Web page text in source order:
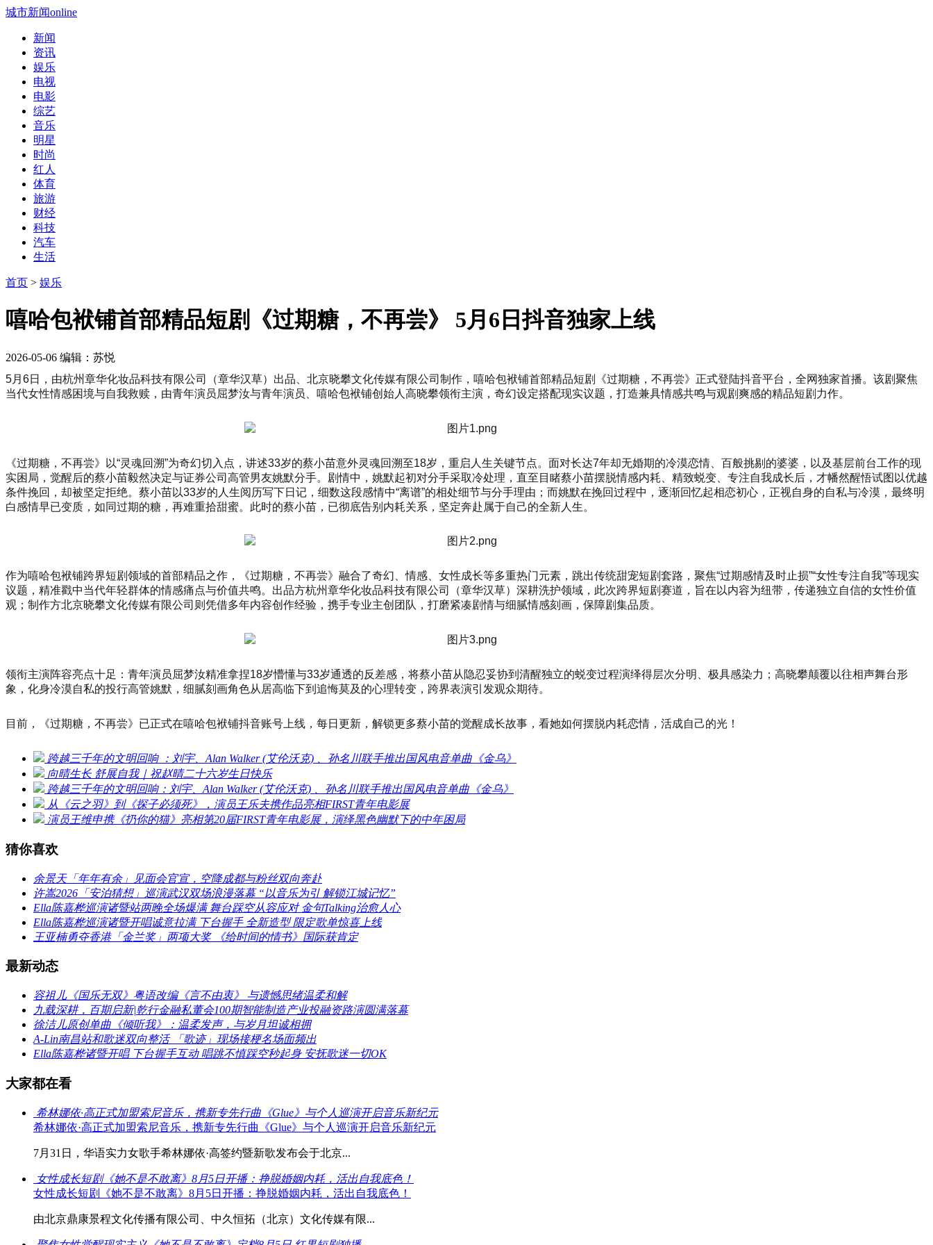
城市新闻online
新闻
资讯
娱乐
电视
电影
综艺
音乐
明星
时尚
红人
体育
旅游
财经
科技
汽车
生活
首页 > 娱乐
嘻哈包袱铺首部精品短剧《过期糖，不再尝》 5月6日抖音独家上线
2026-05-06 编辑：苏悦
5月6日，由杭州章华化妆品科技有限公司（章华汉草）出品、北京晓攀文化传媒有限公司制作，嘻哈包袱铺首部精品短剧《过期糖，不再尝》正式登陆抖音平台，全网独家首播。该剧聚焦
当代女性情感困境与自我救赎，由青年演员屈梦汝与青年演员、嘻哈包袱铺创始人高晓攀领衔主演，奇幻设定搭配现实议题，打造兼具情感共鸣与观剧爽感的精品短剧力作。
《过期糖，不再尝》以“灵魂回溯”为奇幻切入点，讲述33岁的蔡小苗意外灵魂回溯至18岁，重启人生关键节点。面对长达7年却无婚期的冷漠恋情、百般挑剔的婆婆，以及基层前台工作的现
实困局，觉醒后的蔡小苗毅然决定与证券公司高管男友姚默分手。剧情中，姚默起初对分手采取冷处理，直至目睹蔡小苗摆脱情感内耗、精致蜕变、专注自我成长后，才幡然醒悟试图以优越
条件挽回，却被坚定拒绝。蔡小苗以33岁的人生阅历写下日记，细数这段感情中“离谱”的相处细节与分手理由；而姚默在挽回过程中，逐渐回忆起相恋初心，正视自身的自私与冷漠，最终明
白感情早已变质，如同过期的糖，再难重拾甜蜜。此时的蔡小苗，已彻底告别内耗关系，坚定奔赴属于自己的全新人生。
作为嘻哈包袱铺跨界短剧领域的首部精品之作，《过期糖，不再尝》融合了奇幻、情感、女性成长等多重热门元素，跳出传统甜宠短剧套路，聚焦“过期感情及时止损”“女性专注自我”等现实
议题，精准戳中当代年轻群体的情感痛点与价值共鸣。出品方杭州章华化妆品科技有限公司（章华汉草）深耕洗护领域，此次跨界短剧赛道，旨在以内容为纽带，传递独立自信的女性价值
观；制作方北京晓攀文化传媒有限公司则凭借多年内容创作经验，携手专业主创团队，打磨紧凑剧情与细腻情感刻画，保障剧集品质。
领衔主演阵容亮点十足：青年演员屈梦汝精准拿捏18岁懵懂与33岁通透的反差感，将蔡小苗从隐忍妥协到清醒独立的蜕变过程演绎得层次分明、极具感染力；高晓攀颠覆以往相声舞台形
象，化身冷漠自私的投行高管姚默，细腻刻画角色从居高临下到追悔莫及的心理转变，跨界表演引发观众期待。
目前，《过期糖，不再尝》已正式在嘻哈包袱铺抖音账号上线，每日更新，解锁更多蔡小苗的觉醒成长故事，看她如何摆脱内耗恋情，活成自己的光！
跨越三千年的文明回响 ：刘宇、Alan Walker (艾伦沃克) 、孙名川联手推出国风电音单曲《金乌》
向晴生长 舒展自我｜祝赵晴二十六岁生日快乐
跨越三千年的文明回响：刘宇、Alan Walker (艾伦沃克) 、孙名川联手推出国风电音单曲《金乌》
从《云之羽》到《探子必须死》，演员王乐夫携作品亮相FIRST青年电影展
演员王维申携《扔你的猫》亮相第20届FIRST青年电影展，演绎黑色幽默下的中年困局
猜你喜欢
余景天「年年有余」见面会官宣，空降成都与粉丝双向奔赴
许嵩2026「安泊猜想」巡演武汉双场浪漫落幕 “以音乐为引 解锁江城记忆”
Ella陈嘉桦巡演诸暨站两晚全场爆满 舞台踩空从容应对 金句Talking治愈人心
Ella陈嘉桦巡演诸暨开唱诚意拉满 下台握手 全新造型 限定歌单惊喜上线
王亚楠勇夺香港「金兰奖」两项大奖 《给时间的情书》国际获肯定
最新动态
容祖儿《国乐无双》粤语改编《言不由衷》 与遗憾思绪温柔和解
九载深耕，百期启新|乾行金融私董会100期智能制造产业投融资路演圆满落幕
徐洁儿原创单曲《倾听我》：温柔发声，与岁月坦诚相拥
A-Lin南昌站和歌迷双向整活 「歌迹」现场接梗名场面频出
Ella陈嘉桦诸暨开唱 下台握手互动 唱跳不慎踩空秒起身 安抚歌迷一切OK
大家都在看
希林娜依·高正式加盟索尼音乐，携新专先行曲《Glue》与个人巡演开启音乐新纪元
希林娜依·高正式加盟索尼音乐，携新专先行曲《Glue》与个人巡演开启音乐新纪元
7月31日，华语实力女歌手希林娜依·高签约暨新歌发布会于北京...
女性成长短剧《她不是不敢离》8月5日开播：挣脱婚姻内耗，活出自我底色！
女性成长短剧《她不是不敢离》8月5日开播：挣脱婚姻内耗，活出自我底色！
由北京鼎康景程文化传播有限公司、中久恒拓（北京）文化传媒有限...